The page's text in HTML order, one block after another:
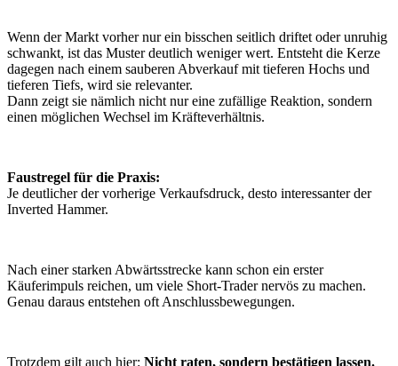
Wenn der Markt vorher nur ein bisschen seitlich driftet oder unruhig
schwankt, ist das Muster deutlich weniger wert. Entsteht die Kerze
dagegen nach einem sauberen Abverkauf mit tieferen Hochs und
tieferen Tiefs, wird sie relevanter.
Dann zeigt sie nämlich nicht nur eine zufällige Reaktion, sondern
einen möglichen Wechsel im Kräfteverhältnis.
Faustregel für die Praxis:
Je deutlicher der vorherige Verkaufsdruck, desto interessanter der
Inverted Hammer.
Nach einer starken Abwärtsstrecke kann schon ein erster
Käuferimpuls reichen, um viele Short-Trader nervös zu machen.
Genau daraus entstehen oft Anschlussbewegungen.
Trotzdem gilt auch hier: Nicht raten, sondern bestätigen lassen.